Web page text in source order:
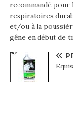
recommandé pour
respiratoires
et/ou à la
gêne en début de